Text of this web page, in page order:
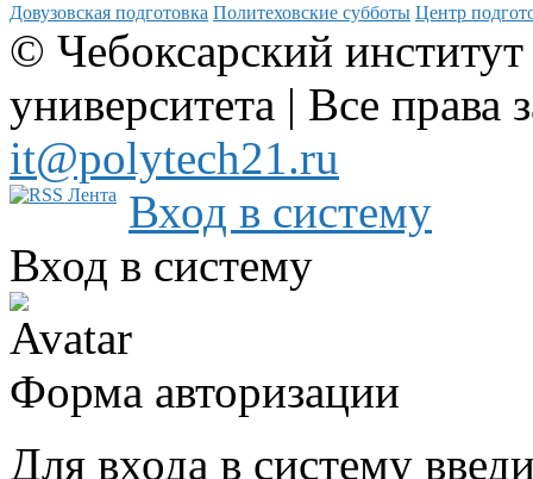
Довузовская подготовка Политеховские субботы Центр
© Чебоксарский
университета | Все
it@polytech21.ru
Вход в систему
Вход в систему
Форма авторизации
Для входа в систему